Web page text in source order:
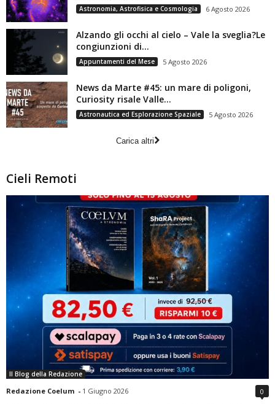
Astronomia, Astrofisica e Cosmologia 6 Agosto 2026
Alzando gli occhi al cielo – Vale la sveglia?Le
congiunzioni di...
Appuntamenti del Mese 5 Agosto 2026
News da Marte #45: un mare di poligoni,
Curiosity risale Valle...
Astronautica ed Esplorazione Spaziale 5 Agosto 2026
Carica altri
Cieli Remoti
Il Blog della Redazione
Redazione Coelum - 1 Giugno 2026 0